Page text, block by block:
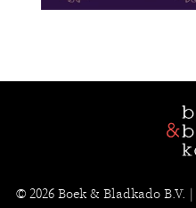
© 2026 Boek & Bladkado B.V. |